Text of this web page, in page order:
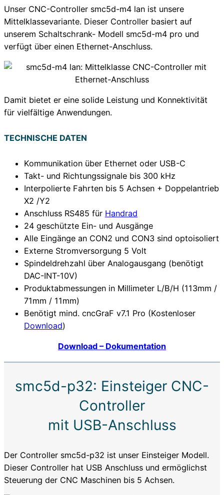
Unser CNC-Controller smc5d-m4 lan ist unsere
Mittelklassevariante. Dieser Controller basiert auf
unserem Schaltschrank- Modell smc5d-m4 pro und
verfügt über einen Ethernet-Anschluss.
Damit bietet er eine solide Leistung und Konnektivität
für vielfältige Anwendungen.
TECHNISCHE DATEN
Kommunikation über Ethernet oder USB-C
Takt- und Richtungssignale bis 300 kHz
Interpolierte Fahrten bis 5 Achsen + Doppelantrieb
X2 /Y2
Anschluss RS485 für Handrad
24 geschützte Ein- und Ausgänge
Alle Eingänge an CON2 und CON3 sind optoisoliert
Externe Stromversorgung 5 Volt
Spindeldrehzahl über Analogausgang (benötigt
DAC-INT-10V)
Produktabmessungen in Millimeter L/B/H (113mm /
71mm / 11mm)
Benötigt mind. cncGraF v7.1 Pro (Kostenloser
Download)
Download – Dokumentation
smc5d-p32: Einsteiger CNC-
Controller
mit USB-Anschluss
Der Controller smc5d-p32 ist unser Einsteiger Modell.
Dieser Controller hat USB Anschluss und ermöglichst
Steuerung der CNC Maschinen bis 5 Achsen.